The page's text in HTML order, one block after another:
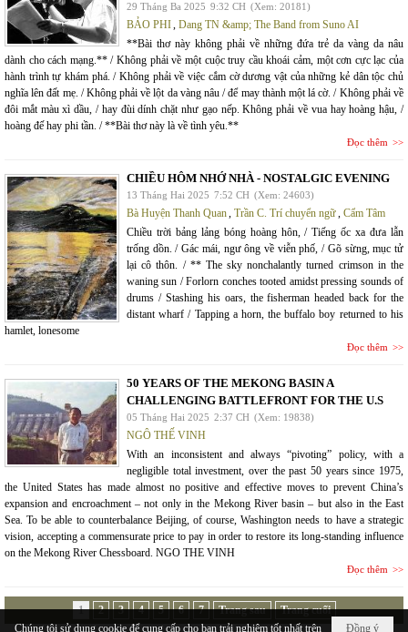
29 Tháng Ba 2025 9:32 CH (Xem: 20181)
BẢO PHI, Dang TN &amp; The Band from Suno AI
**Bài thơ này không phải về những đứa trẻ da vàng da nâu
dành cho cách mạng.** / Không phải về một cuộc truy cầu khoái cảm, một cơn cực lạc của
hành trình tự khám phá. / Không phải về việc cắm cờ dương vật của những kẻ dân tộc chủ
nghĩa lên đất mẹ. / Không phải về lột da vàng nâu / để may thành một lá cờ. / Không phải về
đôi mắt màu xì dầu, / hay đùi dính chặt như gạo nếp. Không phải về vua hay hoàng hậu, /
hoàng đế hay phi tần. / **Bài thơ này là về tình yêu.**
Đọc thêm
CHIỀU HÔM NHỚ NHÀ - NOSTALGIC EVENING
13 Tháng Hai 2025 7:52 CH (Xem: 24603)
Bà Huyện Thanh Quan, Trần C. Trí chuyển ngữ, Cẩm Tâm
Chiều trời bảng lảng bóng hoàng hôn, / Tiếng ốc xa đưa lẫn
trống dồn. / Gác mái, ngư ông về viễn phố, / Gõ sừng, mục tử
lại cô thôn. / ** The sky nonchalantly turned crimson in the
waning sun / Forlorn conches tooted amidst pressing sounds of
drums / Stashing his oars, the fisherman headed back for the
distant wharf / Tapping a horn, the buffalo boy returned to his
hamlet, lonesome
Đọc thêm
50 YEARS OF THE MEKONG BASIN A
CHALLENGING BATTLEFRONT FOR THE U.S
05 Tháng Hai 2025 2:37 CH (Xem: 19838)
NGÔ THẾ VINH
With an inconsistent and always “pivoting” policy, with a
negligible total investment, over the past 50 years since 1975,
the United States has made almost no positive and effective moves to prevent China’s
expansion and encroachment – not only in the Mekong River basin – but also in the East
Sea. To be able to counterbalance Beijing, of course, Washington needs to have a strategic
vision, accepting a commensurate price to pay in order to restore its long-standing influence
on the Mekong River Chessboard. NGO THE VINH
Đọc thêm
1 2 3 4 5 6 7 Trang sau
Trang cuối
Đồng ý
Chúng tôi sử dụng cookie để cung cấp cho bạn trải nghiệm tốt nhất trên